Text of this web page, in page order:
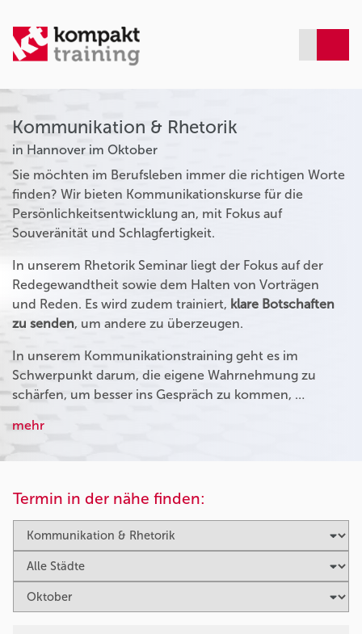
Kommunikation & Rhetorik
in Hannover im Oktober
Sie möchten im Berufsleben immer die richtigen Worte
finden? Wir bieten Kommunikationskurse für die
Persönlichkeitsentwicklung an, mit Fokus auf
Souveränität und Schlagfertigkeit.
In unserem Rhetorik Seminar liegt der Fokus auf der
Redegewandtheit sowie dem Halten von Vorträgen
und Reden. Es wird zudem trainiert, klare Botschaften
zu senden, um andere zu überzeugen.
In unserem Kommunikationstraining geht es im
Schwerpunkt darum, die eigene Wahrnehmung zu
schärfen, um besser ins Gespräch zu kommen, …
mehr
Termin in der nähe finden: